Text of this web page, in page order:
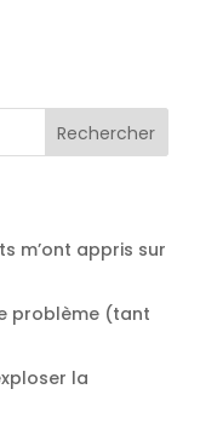
Rechercher
m’ont appris sur
problème (tant
la